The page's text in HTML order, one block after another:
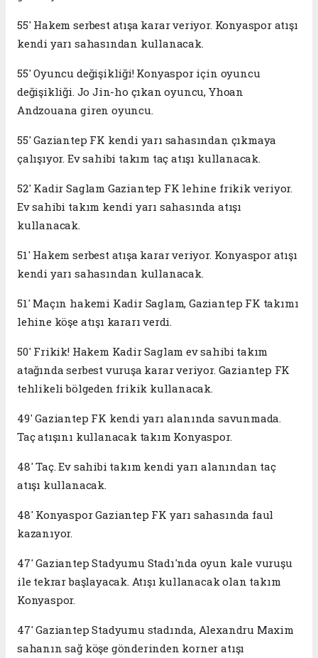
55' Hakem serbest atışa karar veriyor. Konyaspor atışı
kendi yarı sahasından kullanacak.
55' Oyuncu değişikliği! Konyaspor için oyuncu
değişikliği. Jo Jin-ho çıkan oyuncu, Yhoan
Andzouana giren oyuncu.
55' Gaziantep FK kendi yarı sahasından çıkmaya
çalışıyor. Ev sahibi takım taç atışı kullanacak.
52' Kadir Saglam Gaziantep FK lehine frikik veriyor.
Ev sahibi takım kendi yarı sahasında atışı
kullanacak.
51' Hakem serbest atışa karar veriyor. Konyaspor atışı
kendi yarı sahasından kullanacak.
51' Maçın hakemi Kadir Saglam, Gaziantep FK takımı
lehine köşe atışı kararı verdi.
50' Frikik! Hakem Kadir Saglam ev sahibi takım
atağında serbest vuruşa karar veriyor. Gaziantep FK
tehlikeli bölgeden frikik kullanacak.
49' Gaziantep FK kendi yarı alanında savunmada.
Taç atışını kullanacak takım Konyaspor.
48' Taç. Ev sahibi takım kendi yarı alanından taç
atışı kullanacak.
48' Konyaspor Gaziantep FK yarı sahasında faul
kazanıyor.
47' Gaziantep Stadyumu Stadı'nda oyun kale vuruşu
ile tekrar başlayacak. Atışı kullanacak olan takım
Konyaspor.
47' Gaziantep Stadyumu stadında, Alexandru Maxim
sahanın sağ köşe gönderinden korner atışı